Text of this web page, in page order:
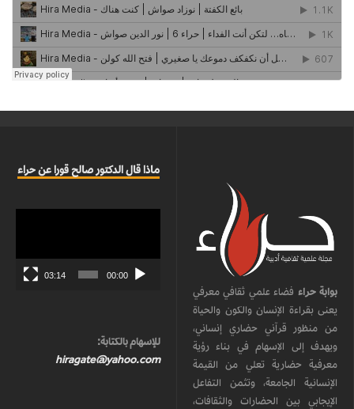
بوابة حراء فضاء علمي ثقافي معرفي
يعنى بقراءة الإنسان والكون والحياة
من منظور قرآني حضاري إنساني،
ويهدف إلى الإسهام في بناء رؤية
معرفية حضارية تعلي من القيمة
الإنسانية الجامعة، وتثمن التفاعل
الإيجابي بين الحضارات والثقافات،
ماذا قال الدكتور صالح قورا عن حراء
00:00
03:14
للإسهام بالكتابة:
hiragate@yahoo.com